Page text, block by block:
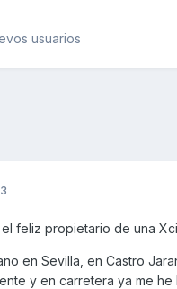
usuarios
feliz propietario de una
en Sevilla, en Castro
y en carretera ya me